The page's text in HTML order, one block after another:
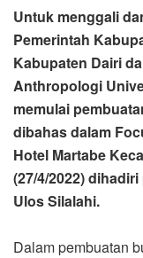
Untuk menggali
Pemerintah
Kabupaten Dairi
Anthropologi
memulai
dibahas dalam
Hotel Martabe
(27/4/2022)
Ulos Silalahi.
Dalam pembuatan